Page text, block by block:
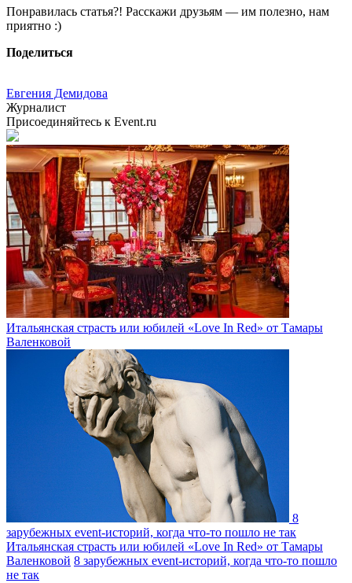
Понравилась статья?! Расскажи друзьям — им полезно, нам
приятно :)
Поделиться
Евгения Демидова
Журналист
Присоединяйтесь к Event.ru
Итальянская страсть или юбилей «Love In Red» от Тамары
Валенковой
8
зарубежных event-историй, когда что-то пошло не так
Итальянская страсть или юбилей «Love In Red» от Тамары
Валенковой 8 зарубежных event-историй, когда что-то пошло
не так